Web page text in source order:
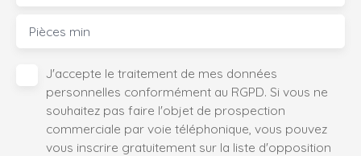
Pièces min
J'accepte le traitement de mes données
personnelles conformément au RGPD. Si vous ne
souhaitez pas faire l'objet de prospection
commerciale par voie téléphonique, vous pouvez
vous inscrire gratuitement sur la liste d'opposition